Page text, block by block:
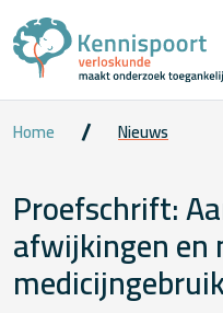
Home Nieuws
Proefschrift:
afwijkingen en